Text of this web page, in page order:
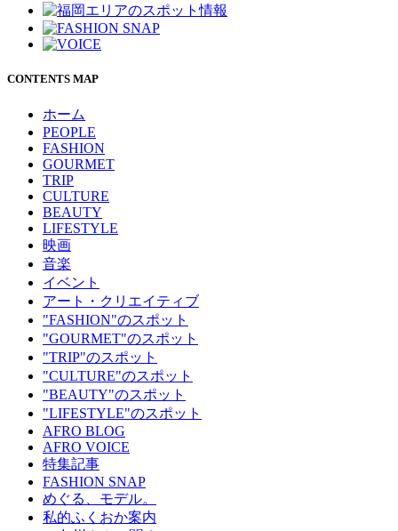
CONTENTS MAP
ホーム
PEOPLE
FASHION
GOURMET
TRIP
CULTURE
BEAUTY
LIFESTYLE
映画
音楽
イベント
アート・クリエイティブ
"FASHION"のスポット
"GOURMET"のスポット
"TRIP"のスポット
"CULTURE"のスポット
"BEAUTY"のスポット
"LIFESTYLE"のスポット
AFRO BLOG
AFRO VOICE
特集記事
FASHION SNAP
めぐる、モデル。
私的ふくおか案内